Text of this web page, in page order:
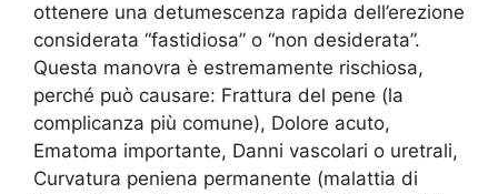
ottenere una detumescenza rapida dell’erezione
considerata “fastidiosa” o “non desiderata”.
Questa manovra è estremamente rischiosa,
perché può causare: Frattura del pene (la
complicanza più comune), Dolore acuto,
Ematoma importante, Danni vascolari o uretrali,
Curvatura peniena permanente (malattia di